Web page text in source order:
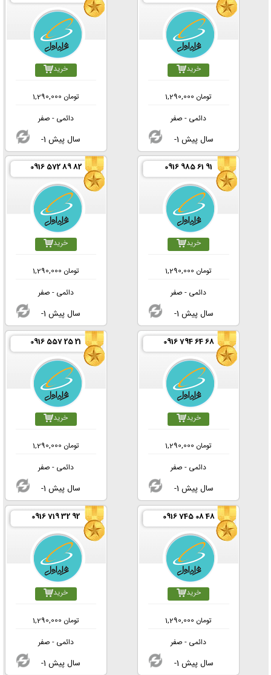
خرید
1,290,000 تومان
دائمی - صفر
-1 سال پیش
خرید
1,290,000 تومان
دائمی - صفر
-1 سال پیش
0916 985 61 91
خرید
1,290,000 تومان
دائمی - صفر
-1 سال پیش
0916 572 89 82
خرید
1,290,000 تومان
دائمی - صفر
-1 سال پیش
0916 794 64 68
خرید
1,290,000 تومان
دائمی - صفر
-1 سال پیش
0916 557 25 21
خرید
1,290,000 تومان
دائمی - صفر
-1 سال پیش
0916 745 08 48
خرید
1,290,000 تومان
دائمی - صفر
-1 سال پیش
0916 719 32 92
خرید
1,290,000 تومان
دائمی - صفر
-1 سال پیش